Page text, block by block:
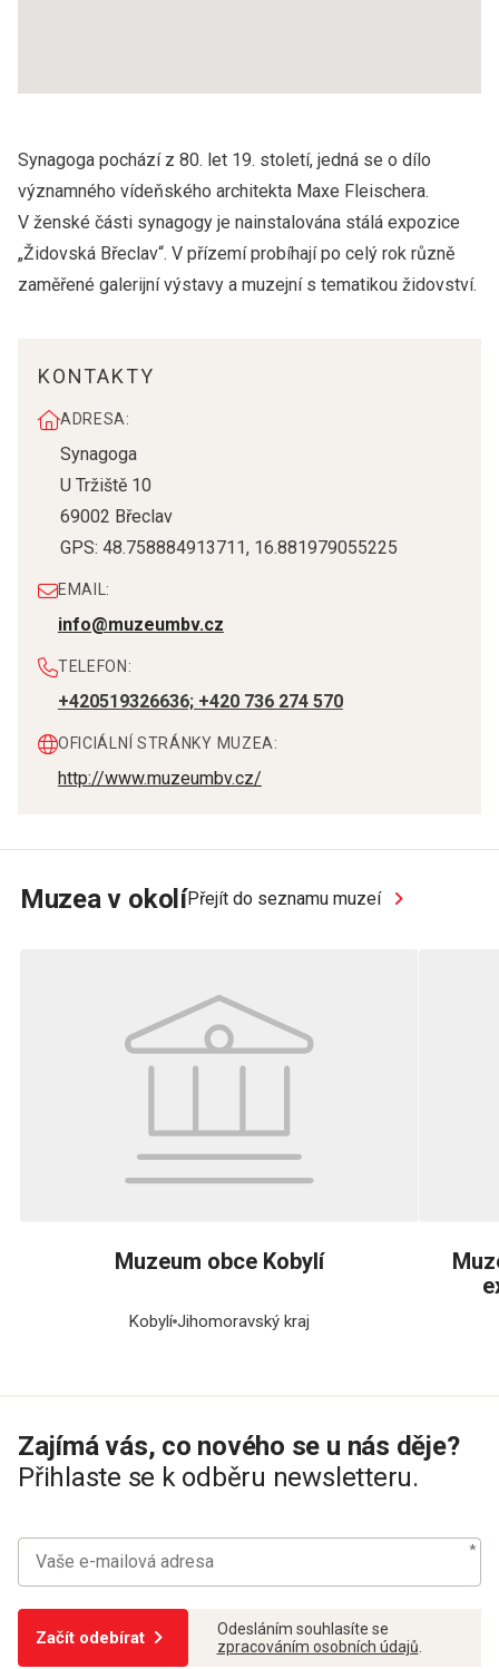
Synagoga pochází z 80. let 19. století, jedná se o dílo
významného vídeňského architekta Maxe Fleischera.
V ženské části synagogy je nainstalována stálá expozice
„Židovská Břeclav“. V přízemí probíhají po celý rok různě
zaměřené galerijní výstavy a muzejní s tematikou židovství.
KONTAKTY
ADRESA:
Synagoga
U Tržiště 10
69002 Břeclav
GPS: 48.758884913711, 16.881979055225
EMAIL:
info@muzeumbv.cz
TELEFON:
+420519326636; +420 736 274 570
OFICIÁLNÍ STRÁNKY MUZEA:
http://www.muzeumbv.cz/
Muzea v okolíPřejít do seznamu muzeí
Muzeum obce Kobylí
Kobylí Jihomoravský kraj
Zajímá vás, co nového se u nás děje?
Přihlaste se k odběru newsletteru.
Začít odebírat
Odesláním souhlasíte se
zpracováním osobních údajů.